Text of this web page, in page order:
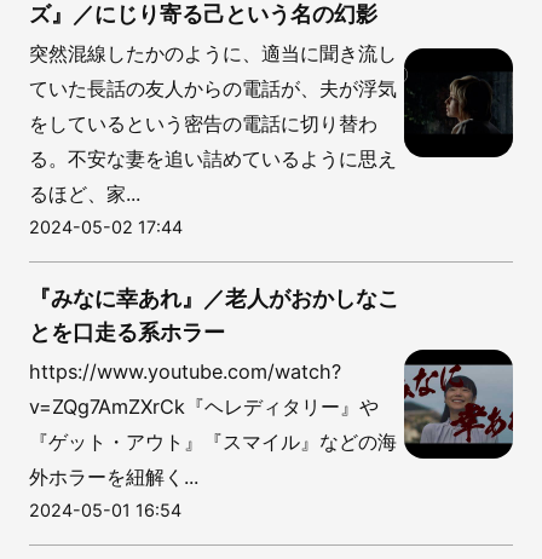
ズ』／にじり寄る己という名の幻影
突然混線したかのように、適当に聞き流し
ていた長話の友人からの電話が、夫が浮気
をしているという密告の電話に切り替わ
る。不安な妻を追い詰めているように思え
るほど、家...
2024-05-02 17:44
『みなに幸あれ』／老人がおかしなこ
とを口走る系ホラー
https://www.youtube.com/watch?
v=ZQg7AmZXrCk『ヘレディタリー』や
『ゲット・アウト』『スマイル』などの海
外ホラーを紐解く...
2024-05-01 16:54